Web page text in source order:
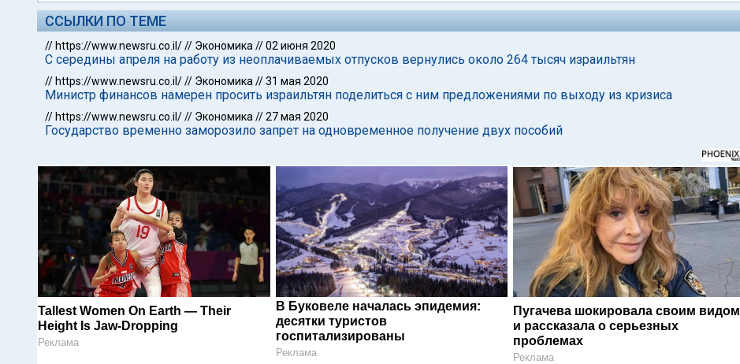
ССЫЛКИ ПО ТЕМЕ
// https://www.newsru.co.il/// Экономика //02 июня 2020
С середины апреля на работу из неоплачиваемых отпусков вернулись около 264 тысяч израильтян
// https://www.newsru.co.il/// Экономика //31 мая 2020
Министр финансов намерен просить израильтян поделиться с ним предложениями по выходу из кризиса
// https://www.newsru.co.il/// Экономика //27 мая 2020
Государство временно заморозило запрет на одновременное получение двух пособий
Tallest Women On Earth — Their
Height Is Jaw-Dropping
Реклама
В Буковеле началась эпидемия:
десятки туристов
госпитализированы
Реклама
Пугачева шокировала своим видом
и рассказала о серьезных
проблемах
Реклама